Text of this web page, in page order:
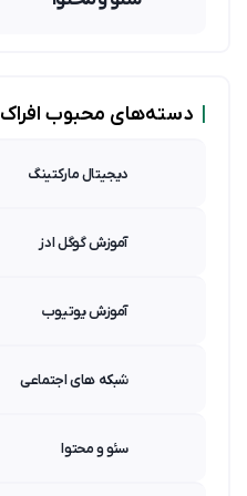
دسته‌های محبوب افراک
دیجیتال مارکتینگ
آموزش گوگل ادز
آموزش یوتیوب
شبکه های اجتماعی
سئو و محتوا